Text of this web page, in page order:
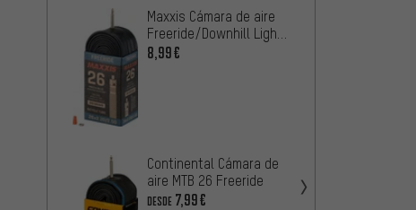
Maxxis Cámara de aire
Freeride/Downhill Light
26"
8,99€
Continental Cámara de
aire MTB 26 Freeride
DESDE 7,99€